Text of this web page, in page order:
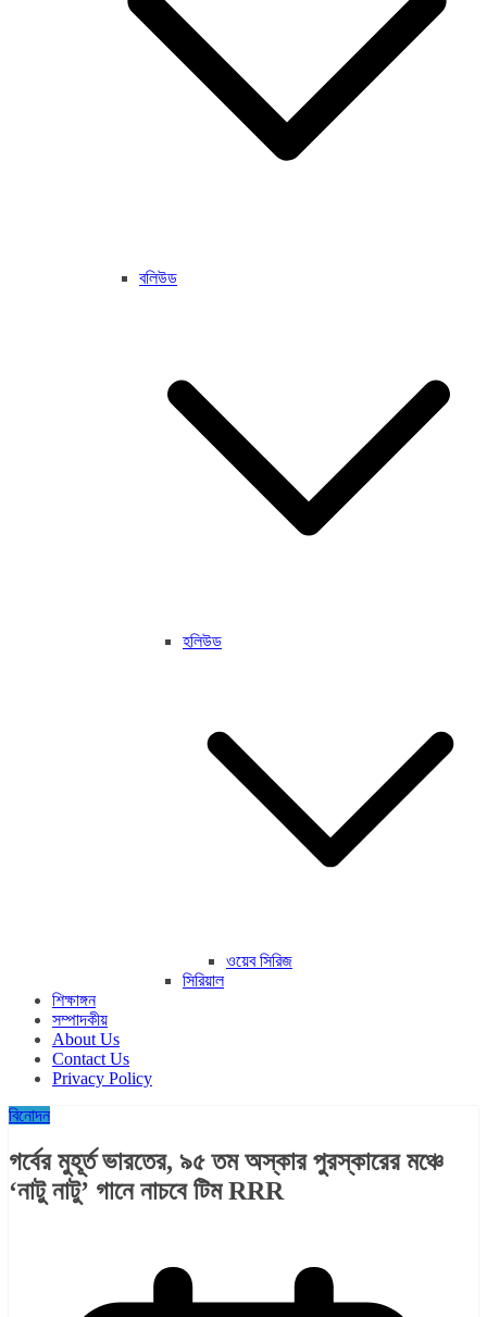
বলিউড
হলিউড
ওয়েব সিরিজ
সিরিয়াল
শিক্ষাঙ্গন
সম্পাদকীয়
About Us
Contact Us
Privacy Policy
বিনোদন
গর্বের মুহূর্ত ভারতের, ৯৫ তম অস্কার পুরস্কারের মঞ্চে
‘নাটু নাটু’ গানে নাচবে টিম RRR